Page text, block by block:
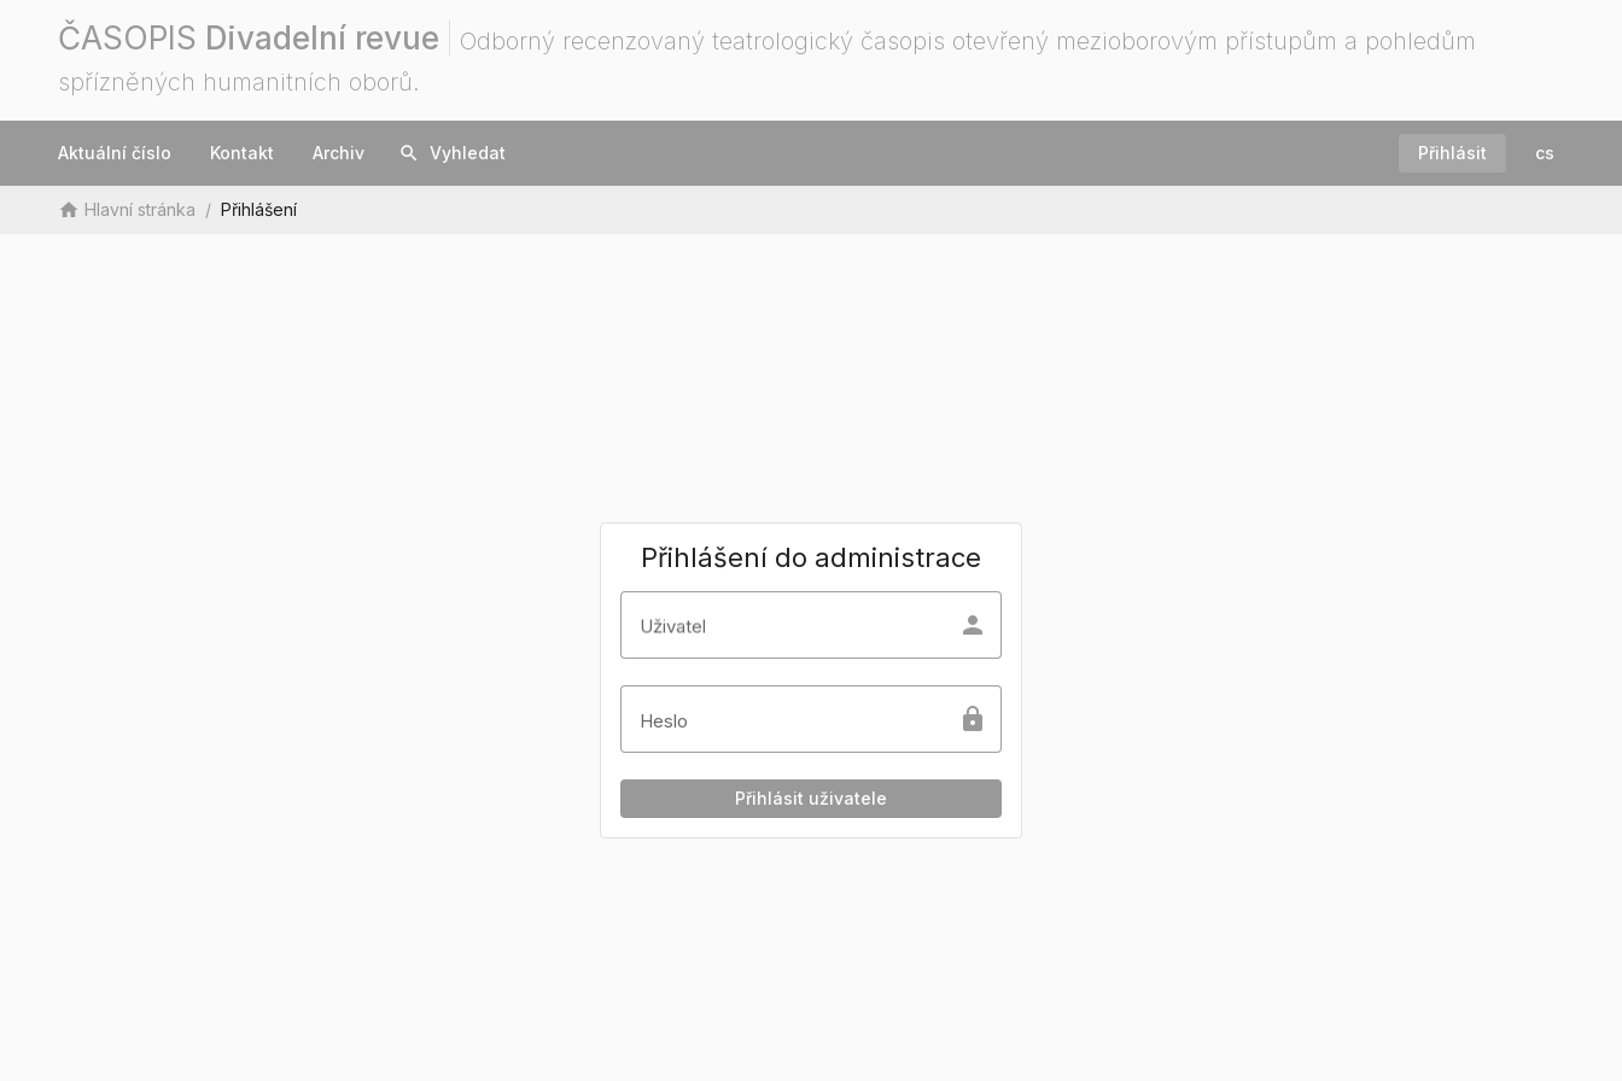
ČASOPIS Divadelní revue
Odborný recenzovaný teatrologický časopis otevřený mezioborovým přístupům a pohledům
spřízněných humanitních oborů.
Aktuální číslo Kontakt Archiv search Vyhledat Přihlásit cs
home Hlavní stránka / Přihlášení
Přihlášení do administrace
Uživatel person
Heslo lock
Přihlásit uživatele